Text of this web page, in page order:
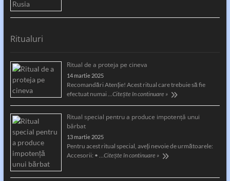
Ritualuri
Ritual de a proteja pe cineva
14 martie 2025
Recomandări Atenție! Acest ritual care trebuie să fie
efectuat numai …Citește în continuare »
Ritual special pentru a produce impotență unui
bărbat
13 martie 2025
Pentru acest ritual special, aveți nevoie de următoarele:
Accesorii: • …Citește în continuare »